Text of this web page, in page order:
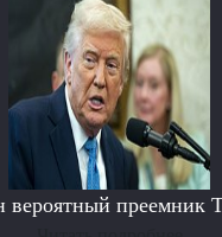
вероятный преемник